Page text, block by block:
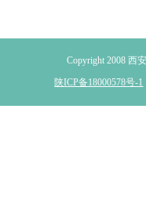
Copyright 2008 西
陕ICP备18000578号-1